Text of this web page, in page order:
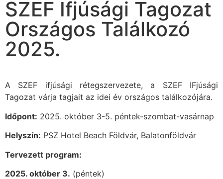
SZEF Ifjúsági Tagozat
Országos Találkozó
2025.
A SZEF ifjúsági rétegszervezete, a SZEF IFjúsági
Tagozat várja tagjait az idei év országos találkozójára.
Időpont: 2025. október 3-5. péntek-szombat-vasárnap
Helyszín: PSZ Hotel Beach Földvár, Balatonföldvár
Tervezett program:
2025. október 3. (péntek)